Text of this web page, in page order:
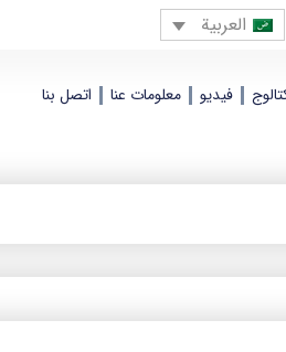
العربية
فيديو معلومات عنا اتصل بنا